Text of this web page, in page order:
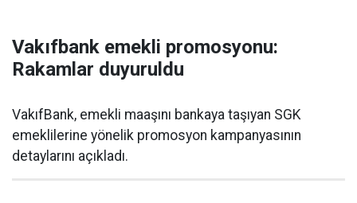
Vakıfbank emekli promosyonu:
Rakamlar duyuruldu
VakıfBank, emekli maaşını bankaya taşıyan SGK
emeklilerine yönelik promosyon kampanyasının
detaylarını açıkladı.